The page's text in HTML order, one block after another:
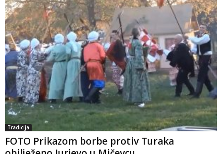
Tradicija
FOTO Prikazom borbe protiv Turaka